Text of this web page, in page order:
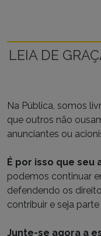
LEIA DE
Na Pública, somos
que outros não
anunciantes ou
É por isso que seu
podemos continuar
defendendo os
contribuir e seja
Junte-se agora a